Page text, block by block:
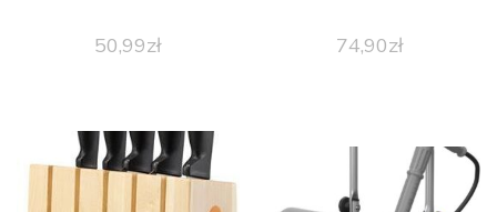
50,99zł 74,90zł